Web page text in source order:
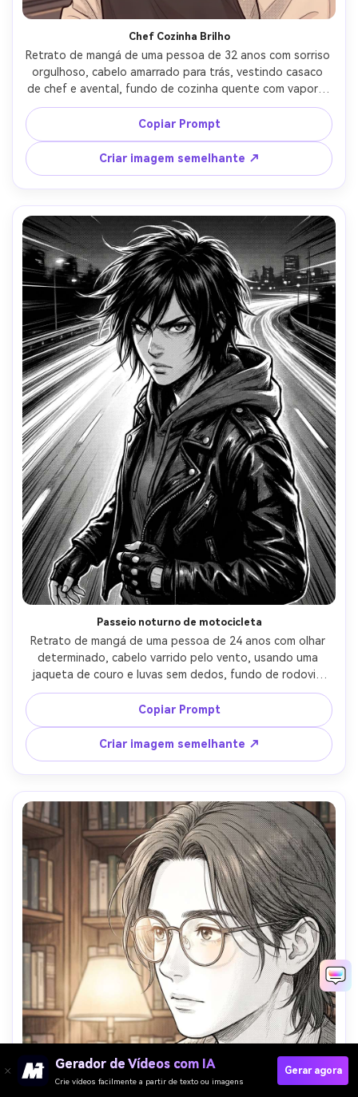
Chef Cozinha Brilho
Retrato de mangá de uma pessoa de 32 anos com sorriso
orgulhoso, cabelo amarrado para trás, vestindo casaco
de chef e avental, fundo de cozinha quente com vapor e
panelas, iluminação quente de tungstênio com destaques
suaves, arte de linha limpa, textura de vapor de meio tom,
crosshatching sutil em dobras de casaco, moldura de
retrato de busto, humor convidativo, detalhado mas
desordenado, sem texto, lente de 85mm, profundidade
de campo rasa-AR 4:5
Copiar Prompt
Criar imagem semelhante ↗
Passeio noturno de motocicleta
Retrato de mangá de uma pessoa de 24 anos com olhar
determinado, cabelo varrido pelo vento, usando uma
jaqueta de couro e luvas sem dedos, fundo de rodovia
noturna com luzes listradas, luz forte da borda e alto
contraste, tintas ousadas com sotaques de linha de
velocidade, gradientes de screentone para brilho,
enquadramento de close-up de três quartos, humor de
adrenalina, sem texto, lente de 85mm, profundidade de
campo rasa-AR 4:5
Copiar Prompt
Criar imagem semelhante ↗
Gerador de Vídeos com IA
Crie vídeos facilmente a partir de texto ou imagens
Gerar agora